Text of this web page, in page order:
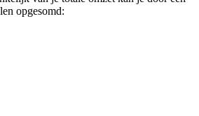
opgesomd: